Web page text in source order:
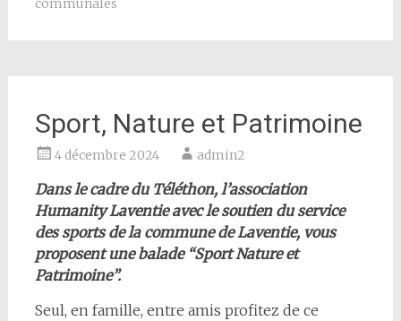
communales
Sport, Nature et Patrimoine
4 décembre 2024 admin2
Dans le cadre du Téléthon, l’association
Humanity Laventie avec le soutien du service
des sports de la commune de Laventie, vous
proposent une balade “Sport Nature et
Patrimoine”.
Seul, en famille, entre amis profitez de ce